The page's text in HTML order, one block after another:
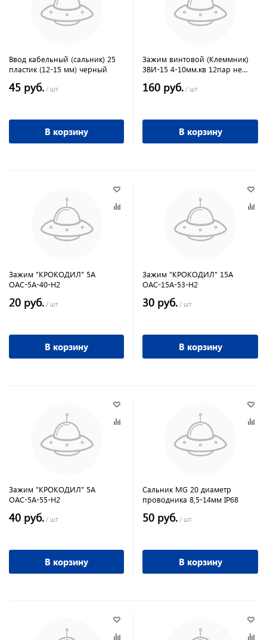
Ввод кабельный (сальник) 25
пластик (12-15 мм) черный
45 руб. / шт
В корзину
Зажим винтовой (Клеммник)
ЗВИ-15 4-10мм.кв 12пар не
160 руб. / шт
В корзину
Зажим "КРОКОДИЛ" 5А
ОАС-5А-40-Н2
20 руб. / шт
В корзину
Зажим "КРОКОДИЛ" 15А
ОАС-15А-53-Н2
30 руб. / шт
В корзину
Зажим "КРОКОДИЛ" 5А
ОАС-5А-55-Н2
40 руб. / шт
В корзину
Сальник MG 20 диаметр
проводника 8,5-14мм IP68
50 руб. / шт
В корзину